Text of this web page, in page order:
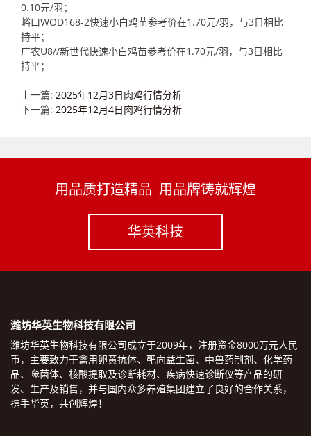
0.10元/羽；
峪口WOD168-2快速小白鸡苗参考价在1.70元/羽，与3日相比
持平；
广农U8//新世代快速小白鸡苗参考价在1.70元/羽，与3日相比
持平；
上一篇: 2025年12月3日肉鸡行情分析
下一篇: 2025年12月4日肉鸡行情分析
用品质打造精品 用品牌铸就辉煌
华英科技
潍坊华英生物科技有限公司
潍坊华英生物科技有限公司成立于2009年，注册资金8000万元人民
币，主要致力于禽用卵黄抗体、靶向益生菌、中兽药制剂、化学药
品、噬菌体、核酸提取及诊断耗材、疾病快速诊断仪等产品的研
发、生产及销售，并与国内众多养殖集团建立了良好的合作关系，
携手华英，共创辉煌！